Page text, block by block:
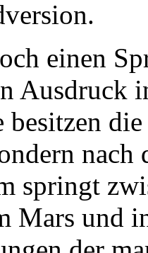
einen
besitzen
nach
springt
Mars und